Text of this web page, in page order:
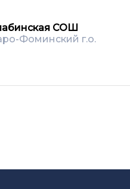
СОШ
Фоминский г.о.